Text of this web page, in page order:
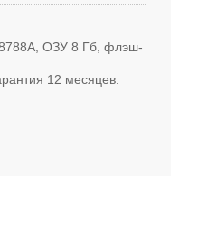
ОЗУ 8 Гб, флэш-
12 месяцев.